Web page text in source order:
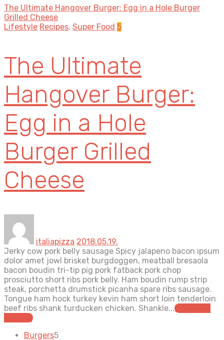
The Ultimate Hangover Burger: Egg in a Hole Burger
Grilled Cheese
Lifestyle Recipes, Super Food 5
The Ultimate
Hangover Burger:
Egg in a Hole
Burger Grilled
Cheese
italiapizza 2018.05.19.
Jerky cow pork belly sausage Spicy jalapeno bacon ipsum
dolor amet jowl brisket burgdoggen, meatball bresaola
bacon boudin tri-tip pig pork fatback pork chop
prosciutto short ribs pork belly. Ham boudin rump strip
steak, porchetta drumstick picanha spare ribs sausage.
Tongue ham hock turkey kevin ham short loin tenderloin
beef ribs shank turducken chicken. Shankle...continue
reading
Burgers55